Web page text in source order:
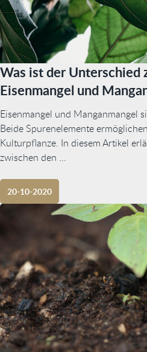
Was ist der Unterschied
Eisenmangel und
Eisenmangel und Manganmangel
Beide Spurenelemente
Kulturpflanze. In diesem Artikel
zwischen den ...
20-10-2020